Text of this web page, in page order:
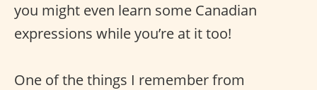
you might even learn some Canadian
expressions while you’re at it too!
One of the things I remember from